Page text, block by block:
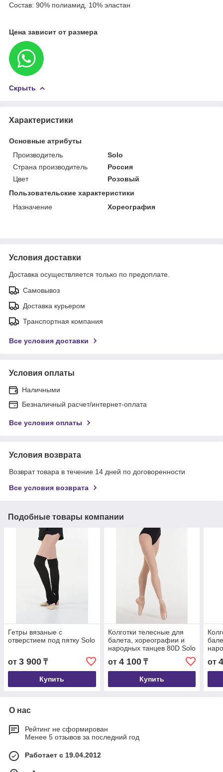
Состав: 90% полиамид, 10% эластан
Цена зависит от размера
Скрыть
Характеристики
Основные атрибуты
Производитель
Solo
Страна производитель
Россия
Цвет
Розовый
Пользовательские характеристики
Назначение
Хореография
Условия доставки
Доставка осуществляется только по предоплате.
Самовывоз
Доставка курьером
Транспортная компания
Все условия доставки
Условия оплаты
Наличными
Безналичный расчет/интернет-оплата
Все условия оплаты
Условия возврата
Возврат товара в течение 14 дней по договоренности
Все условия возврата
Подобные товары компании
Гетры вязаные с
отверстием под пятку Solo
от 3 900 ₸
Купить
Колготки телесные для
балета, хореографии и
народных танцев 80D Solo
от 4 100₸
Купить
от
О нас
Рейтинг не сформирован
Менее 5 отзывов за последний год
Работает с 19.04.2012